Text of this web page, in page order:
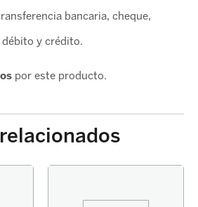
bancaria, cheque,
y crédito.
por este producto.